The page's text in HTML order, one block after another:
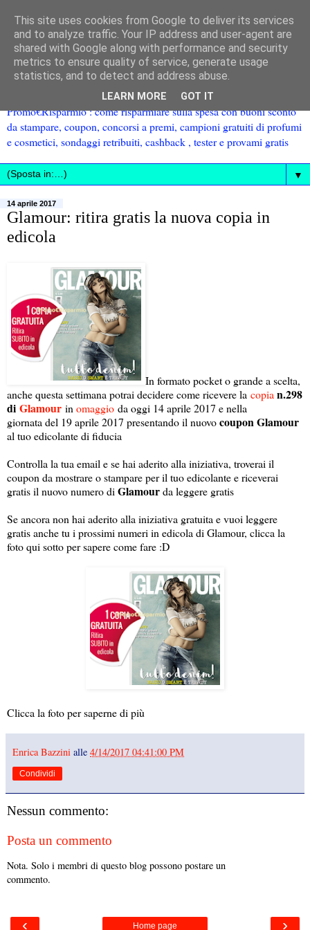
Promo€Risparmio : come risparmiare sulla spesa con buoni sconto
da stampare, coupon, concorsi a premi, campioni gratuiti di profumi
e cosmetici, sondaggi retribuiti, cashback , tester e provami gratis
▼
14 aprile 2017
Glamour: ritira gratis la nuova copia in
edicola
In formato pocket o grande a scelta,
anche questa settimana potrai decidere come ricevere la copia n.298
di Glamour in omaggio da oggi 14 aprile 2017 e nella
giornata del 19 aprile 2017 presentando il nuovocoupon Glamour
al tuo edicolante di fiducia
Controlla la tua email e se hai aderito alla iniziativa, troverai il
coupon da mostrare o stampare per il tuo edicolante e riceverai
gratis il nuovo numero di Glamourda leggere gratis
Se ancora non hai aderito alla iniziativa gratuita e vuoi leggere
gratis anche tu i prossimi numeri in edicola di Glamour, clicca la
foto qui sotto per sapere come fare :D
Clicca la foto per saperne di più
Enrica Bazzini alle 4/14/2017 04:41:00 PM
Condividi
Nessun commento:
Posta un commento
Nota. Solo i membri di questo blog possono postare un
commento.
‹ ›
Home page
This site uses cookies from Google to deliver its services
and to analyze traffic. Your IP address and user-agent are
shared with Google along with performance and security
metrics to ensure quality of service, generate usage
statistics, and to detect and address abuse.
LEARN MORE GOT IT